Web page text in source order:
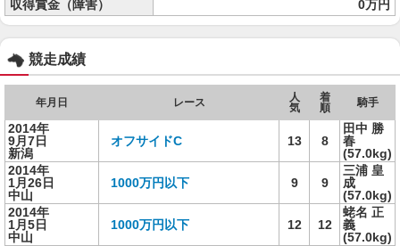
収得賞金（障害）
0万円
競走成績
年月日 レース
人
気
着
順
騎手
2014年
9月7日
新潟
オフサイドC 13 8
田中 勝
春
(57.0kg)
2014年
1月26日
中山
1000万円以下 9 9
三浦 皇
成
(57.0kg)
2014年
1月5日
中山
1000万円以下 12 12
蛯名 正
義
(57.0kg)